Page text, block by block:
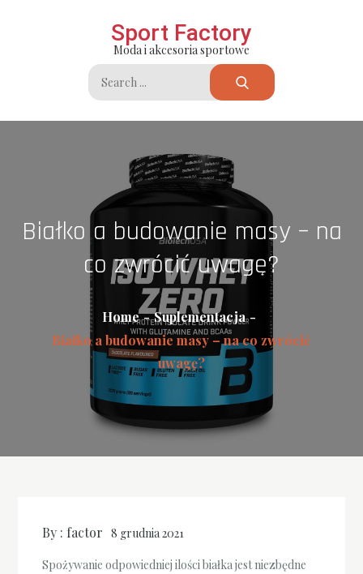
Sport Factory
Moda i akcesoria sportowe
Search
for:
Białko a budowanie masy – na
co zwrócić uwagę?
Home
Suplementacja
Białko a budowanie masy – na co zwrócić
uwagę?
By : factor 8 grudnia 2021
Spożywanie odpowiedniej ilości białka jest niezbędne